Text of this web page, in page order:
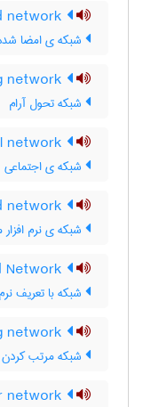
شبکه ی امضا
شبکه تحول آرام
شبکه ی اجتماعی
شبکه ی نرم
شبکه با تعریف
شبکه مرتب کردن